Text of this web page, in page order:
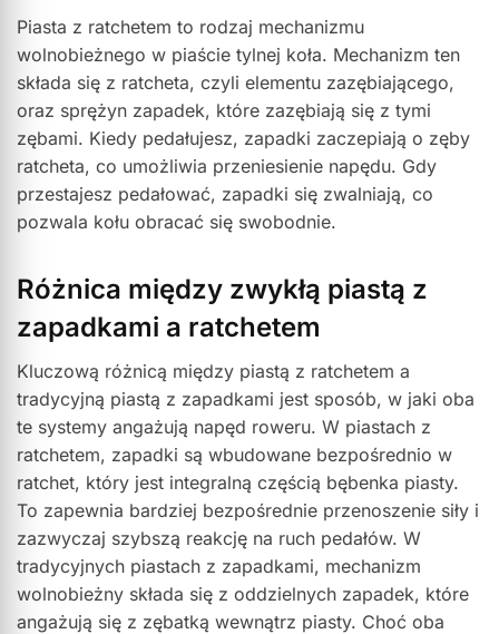
Piasta z ratchetem to rodzaj mechanizmu
wolnobieżnego w piaście tylnej koła. Mechanizm ten
składa się z ratcheta, czyli elementu zazębiającego,
oraz sprężyn zapadek, które zazębiają się z tymi
zębami. Kiedy pedałujesz, zapadki zaczepiają o zęby
ratcheta, co umożliwia przeniesienie napędu. Gdy
przestajesz pedałować, zapadki się zwalniają, co
pozwala kołu obracać się swobodnie.
Różnica między zwykłą piastą z
zapadkami a ratchetem
Kluczową różnicą między piastą z ratchetem a
tradycyjną piastą z zapadkami jest sposób, w jaki oba
te systemy angażują napęd roweru. W piastach z
ratchetem, zapadki są wbudowane bezpośrednio w
ratchet, który jest integralną częścią bębenka piasty.
To zapewnia bardziej bezpośrednie przenoszenie siły i
zazwyczaj szybszą reakcję na ruch pedałów. W
tradycyjnych piastach z zapadkami, mechanizm
wolnobieżny składa się z oddzielnych zapadek, które
angażują się z zębatką wewnątrz piasty. Choć oba